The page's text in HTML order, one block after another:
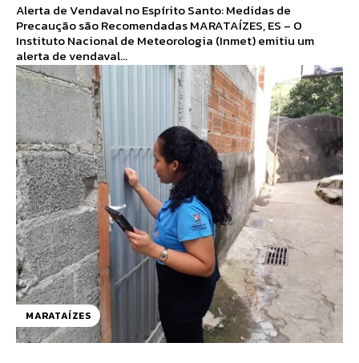
Alerta de Vendaval no Espírito Santo: Medidas de
Precaução são Recomendadas MARATAÍZES, ES – O
Instituto Nacional de Meteorologia (Inmet) emitiu um
alerta de vendaval...
MARATAÍZES